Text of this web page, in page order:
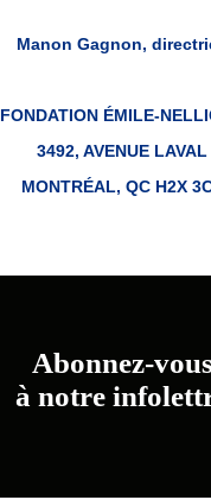
Manon Gagnon,
FONDATION ÉMILE-
3492, AVENUE LAVAL
MONTRÉAL, QC H2X
Abonnez-vous
à notre